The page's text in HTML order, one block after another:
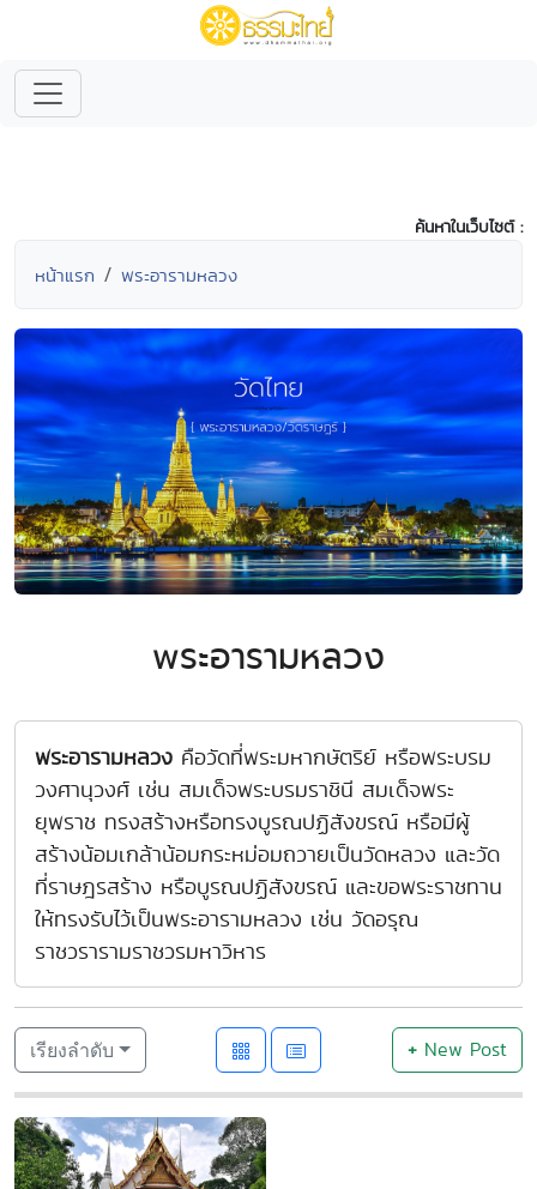
ค้นหาในเว็บไซต์ :
หน้าแรก พระอารามหลวง
พระอารามหลวง
พระอารามหลวง คือวัดที่พระมหากษัตริย์ หรือพระบรม
วงศานุวงศ์ เช่น สมเด็จพระบรมราชินี สมเด็จพระ
ยุพราช ทรงสร้างหรือทรงบูรณปฏิสังขรณ์ หรือมีผู้
สร้างน้อมเกล้าน้อมกระหม่อมถวายเป็นวัดหลวง และวัด
ที่ราษฎรสร้าง หรือบูรณปฏิสังขรณ์ และขอพระราชทาน
ให้ทรงรับไว้เป็นพระอารามหลวง เช่น วัดอรุณ
ราชวรารามราชวรมหาวิหาร
เรียงลำดับ +New Post